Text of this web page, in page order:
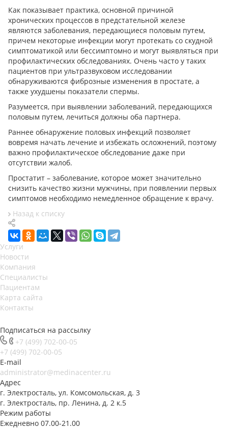
Как показывает практика, основной причиной
хронических процессов в предстательной железе
являются заболевания, передающиеся половым путем,
причем некоторые инфекции могут протекать со скудной
симптоматикой или бессимптомно и могут выявляться при
профилактических обследованиях. Очень часто у таких
пациентов при ультразвуковом исследовании
обнаруживаются фиброзные изменения в простате, а
также ухудшены показатели спермы.
Разумеется, при выявлении заболеваний, передающихся
половым путем, лечиться должны оба партнера.
Раннее обнаружение половых инфекций позволяет
вовремя начать лечение и избежать осложнений, поэтому
важно профилактическое обследование даже при
отсутствии жалоб.
Простатит – заболевание, которое может значительно
снизить качество жизни мужчины, при появлении первых
симптомов необходимо немедленное обращение к врачу.
Назад к списку
Услуги
Новости
Компания
Специалисты
Пациентам
Карта сайта
Контакты
Подписаться на рассылку
+7 (499) 702-00-05
+7 (499) 702-00-05
E-mail
administrator@medinacenter.ru
Адрес
г. Электросталь, ул. Комсомольская, д. 3
г. Электросталь, пр. Ленина, д. 2 к.5
Режим работы
Ежедневно 07.00-21.00